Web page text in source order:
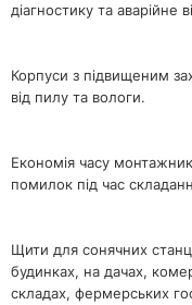
діагностику та аварійне
Корпуси з підвищеним
від пилу та вологи.
Економія часу
помилок під час
Щити для сонячних
будинках, на дачах,
складах, фермерських